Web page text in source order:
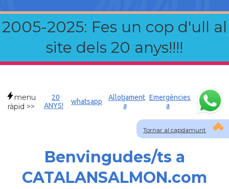
2005-2025: Fes un cop d'ull al
site dels 20 anys!!!!
Tornar al capdamunt
menu
ràpid >>
20
ANYS!
whatsapp
Allotjament
a
Emergències
a
Benvingudes/ts a
CATALANSALMON.com